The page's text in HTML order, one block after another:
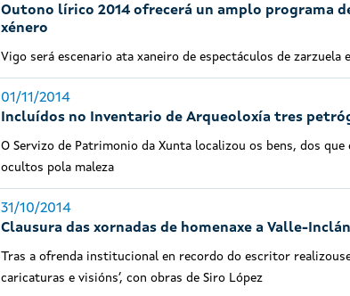
Outono lírico 2014 ofrecerá un amplo programa
xénero
Vigo será escenario ata xaneiro de espectáculos de
01/11/2014
Incluídos no Inventario de Arqueoloxía tres
O Servizo de Patrimonio da Xunta localizou os bens, dos
ocultos pola maleza
31/10/2014
Clausura das xornadas de homenaxe a Valle-
Tras a ofrenda institucional en recordo do escritor
caricaturas e visións’, con obras de Siro López